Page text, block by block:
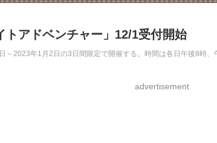
トアドベンチャー」12/1受付開始
2023年1月2日の3日間限定で開催する。時間は各日午後8時
advertisement